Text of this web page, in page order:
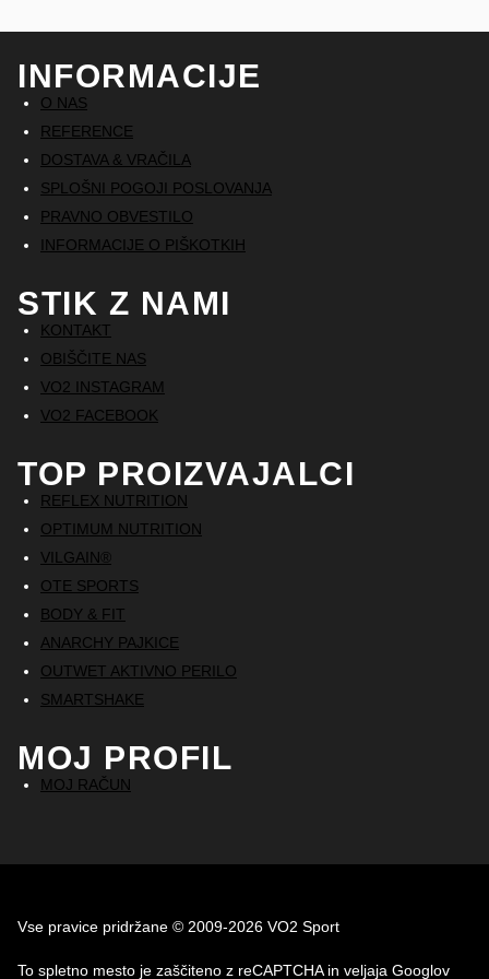
INFORMACIJE
O NAS
REFERENCE
DOSTAVA & VRAČILA
SPLOŠNI POGOJI POSLOVANJA
PRAVNO OBVESTILO
INFORMACIJE O PIŠKOTKIH
STIK Z NAMI
KONTAKT
OBIŠČITE NAS
VO2 INSTAGRAM
VO2 FACEBOOK
TOP PROIZVAJALCI
REFLEX NUTRITION
OPTIMUM NUTRITION
VILGAIN®
OTE SPORTS
BODY & FIT
ANARCHY PAJKICE
OUTWET AKTIVNO PERILO
SMARTSHAKE
MOJ PROFIL
MOJ RAČUN
Vse pravice pridržane © 2009-2026 VO2 Sport
To spletno mesto je zaščiteno z reCAPTCHA in veljaja Googlov